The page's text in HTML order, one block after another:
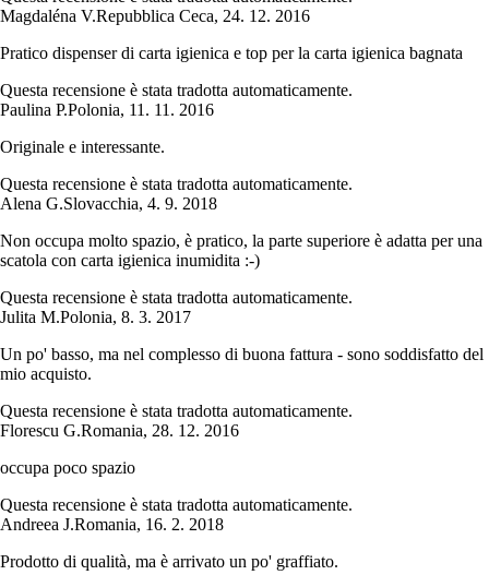
Magdaléna V.Repubblica Ceca, 24. 12. 2016
Pratico dispenser di carta igienica e top per la carta igienica bagnata
Questa recensione è stata tradotta automaticamente.
Paulina P.Polonia, 11. 11. 2016
Originale e interessante.
Questa recensione è stata tradotta automaticamente.
Alena G.Slovacchia, 4. 9. 2018
Non occupa molto spazio, è pratico, la parte superiore è adatta per una
scatola con carta igienica inumidita :-)
Questa recensione è stata tradotta automaticamente.
Julita M.Polonia, 8. 3. 2017
Un po' basso, ma nel complesso di buona fattura - sono soddisfatto del
mio acquisto.
Questa recensione è stata tradotta automaticamente.
Florescu G.Romania, 28. 12. 2016
occupa poco spazio
Questa recensione è stata tradotta automaticamente.
Andreea J.Romania, 16. 2. 2018
Prodotto di qualità, ma è arrivato un po' graffiato.